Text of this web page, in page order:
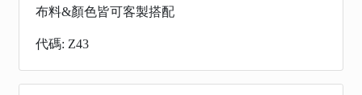
布料&顏色皆可客製搭配
代碼: Z43